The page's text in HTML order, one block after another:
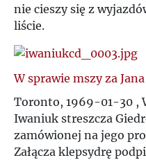
nie cieszy się z
liście.
W sprawie mszy za
Toronto, 1969-01-30 ,
Iwaniuk streszcza
zamówionej na jego
Załącza klepsydrę